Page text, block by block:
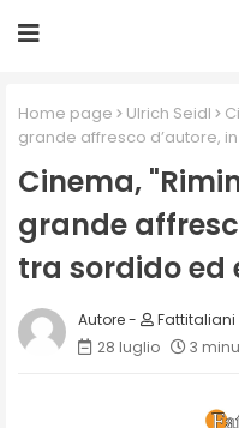
Home page Ulrich Seidl
grande affresco d’autore,
Cinema,
grande
tra sordido ed
Fattitaliani
28 luglio
3